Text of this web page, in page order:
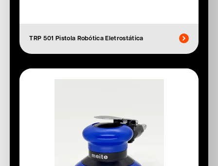
TRP 501 Pistola Robótica Eletrostática